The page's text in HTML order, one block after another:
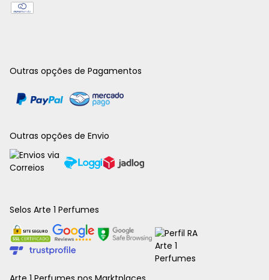
Outras opções de Pagamentos
Outras opções de Envio
Selos Arte 1 Perfumes